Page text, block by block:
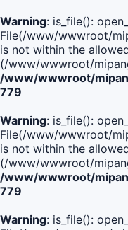
Warning: is_file():
File(/www/wwwroot/
is not within the
(/www/wwwroot/
/www/wwwroot/
779
Warning: is_file():
File(/www/wwwroot/
is not within the
(/www/wwwroot/
/www/wwwroot/
779
Warning: is_file():